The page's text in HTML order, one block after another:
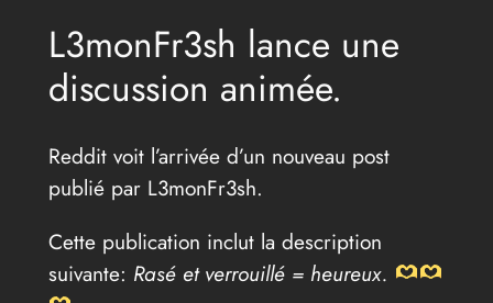
L3monFr3sh lance une
discussion animée.
Reddit voit l’arrivée d’un nouveau post
publié par L3monFr3sh.
Cette publication inclut la description
suivante: Rasé et verrouillé = heureux.